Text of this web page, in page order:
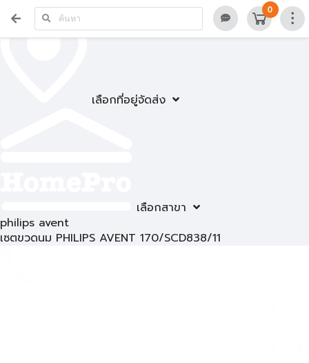
เลือกที่อยู่จัดส่ง
เลือกสาขา
0
philips avent
เซตขวดนม PHILIPS AVENT 170/SCD838/11